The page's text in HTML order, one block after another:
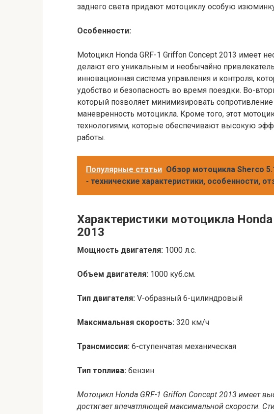
заднего света придают мотоциклу особую
Особенности:
Motoцикл Honda GRF-1 Griffon Concept 2013 имеет
делают его уникальным и необычайно
инновационная система управления и контроля,
удобство и безопасность во время поездки. Во-
который позволяет минимизировать
маневренность мотоцикла. Кроме того, этот
технологиями, которые обеспечивают высокую
работы.
Популярные статьи Обзор мотоцикла Sherco
- технические характеристики, особенности,
Характеристики мотоцикла
2013
Мощность двигателя: 1000 л.с.
Объем двигателя: 1000 куб.см.
Тип двигателя: V-образный 6-цилиндровый
Максимальная скорость: 320 км/ч
Трансмиссия: 6-ступенчатая механическая
Тип топлива: бензин
Мотоцикл Honda GRF-1 Griffon Concept 2013 имеет
достигает впечатляющей максимальной скорости.